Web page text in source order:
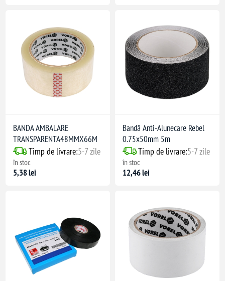
BANDA AMBALARE
TRANSPARENTA48MMX66M
Timp de livrare:5-7 zile
în stoc
5,38 lei
Bandă Anti-Alunecare Rebel
0.75x50mm 5m
Timp de livrare:5-7 zile
în stoc
12,46 lei